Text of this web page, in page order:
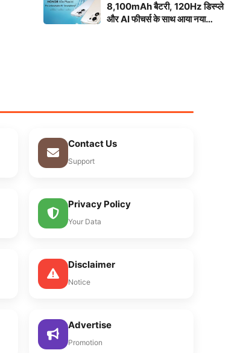
8,100mAh बैटरी, 120Hz डिस्प्ले
और AI फीचर्स के साथ आया नया
Contact Us
Support
Privacy Policy
Your Data
Disclaimer
Notice
Advertise
Promotion